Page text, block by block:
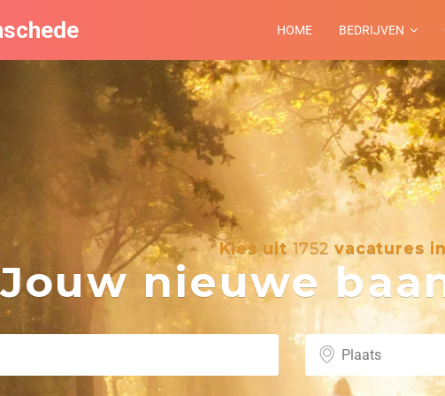
HOME BEDRIJVEN
Kies uit1752 vacatures
Jouw nieuwe